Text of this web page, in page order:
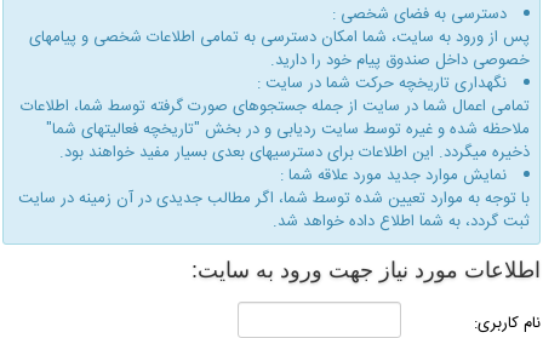
دسترسی به فضای شخصی :
پس از ورود به سایت، شما امكان دسترسی به تمامی اطلاعات شخصی و پیامهای
خصوصی داخل صندوق پیام خود را دارید.
نگهداری تاریخچه حركت شما در سایت :
تمامی اعمال شما در سایت از جمله جستجوهای صورت گرفته توسط شما، اطلاعات
ملاحظه شده و غیره توسط سایت ردیابی و در بخش "تاریخچه فعالیتهای شما"
ذخیره میگردد. این اطلاعات برای دسترسیهای بعدی بسیار مفید خواهند بود.
نمایش موارد جدید مورد علاقه شما :
با توجه به موارد تعیین شده توسط شما، اگر مطالب جدیدی در آن زمینه در سایت
ثبت گردد، به شما اطلاع داده خواهد شد.
اطلاعات مورد نیاز جهت ورود به سایت:
نام كاربری: